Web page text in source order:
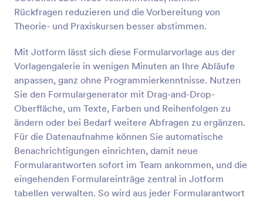
Rückfragen reduzieren und die Vorbereitung von
Theorie- und Praxiskursen besser abstimmen.
Mit Jotform lässt sich diese Formularvorlage aus der
Vorlagengalerie in wenigen Minuten an Ihre Abläufe
anpassen, ganz ohne Programmierkenntnisse. Nutzen
Sie den Formulargenerator mit Drag-and-Drop-
Oberfläche, um Texte, Farben und Reihenfolgen zu
ändern oder bei Bedarf weitere Abfragen zu ergänzen.
Für die Datenaufnahme können Sie automatische
Benachrichtigungen einrichten, damit neue
Formularantworten sofort im Team ankommen, und die
eingehenden Formulareinträge zentral in Jotform
tabellen verwalten. So wird aus jeder Formularantwort
Antragsformular Für Händler
Ein einfaches deutschsprachiges
Anmeldungs-/Kontakt-Formular für
Gewerbekunden
Go to Category:
Geschäftsformulare